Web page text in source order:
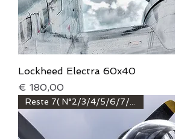
Lockheed Electra 60x40
Prijs
€ 180,00
Reste 7( N°2/3/4/5/6/7/8)